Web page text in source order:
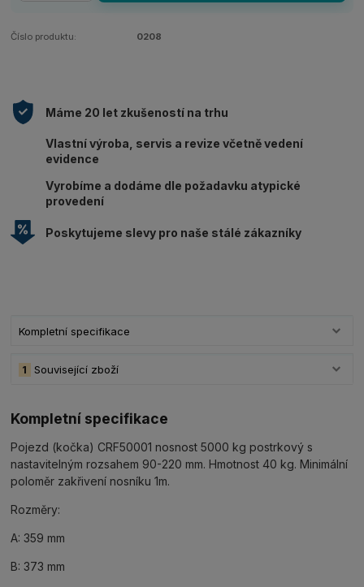
Číslo produktu: 0208
Máme 20 let zkušeností na trhu
Vlastní výroba, servis a revize včetně vedení
evidence
Vyrobíme a dodáme dle požadavku atypické
provedení
Poskytujeme slevy pro naše stálé zákazníky
Kompletní specifikace
Související zboží
1
Kompletní specifikace
Pojezd (kočka) CRF50001 nosnost 5000 kg postrkový s
nastavitelným rozsahem 90-220 mm. Hmotnost 40 kg. Minimální
poloměr zakřivení nosníku 1m.
Rozměry:
A: 359 mm
B: 373 mm